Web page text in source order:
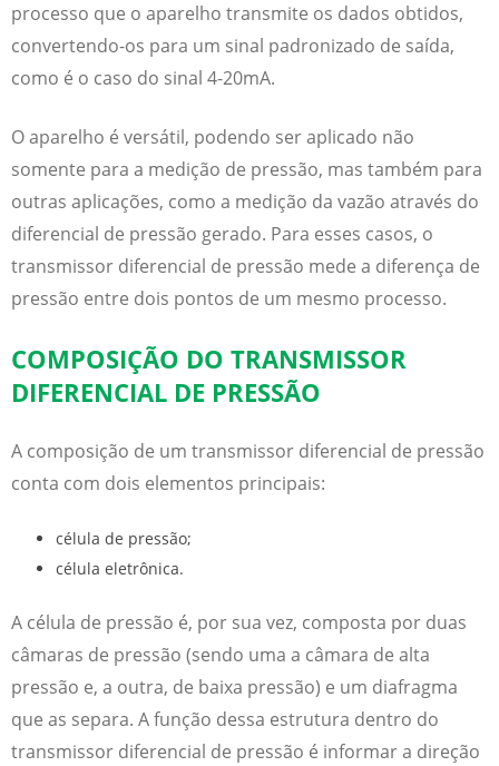
processo que o aparelho transmite os dados obtidos,
convertendo-os para um sinal padronizado de saída,
como é o caso do sinal 4-20mA.
O aparelho é versátil, podendo ser aplicado não
somente para a medição de pressão, mas também para
outras aplicações, como a medição da vazão através do
diferencial de pressão gerado. Para esses casos, o
transmissor diferencial de pressão mede a diferença de
pressão entre dois pontos de um mesmo processo.
COMPOSIÇÃO DO TRANSMISSOR
DIFERENCIAL DE PRESSÃO
A composição de um transmissor diferencial de pressão
conta com dois elementos principais:
célula de pressão;
célula eletrônica.
A célula de pressão é, por sua vez, composta por duas
câmaras de pressão (sendo uma a câmara de alta
pressão e, a outra, de baixa pressão) e um diafragma
que as separa. A função dessa estrutura dentro do
transmissor diferencial de pressão é informar a direção